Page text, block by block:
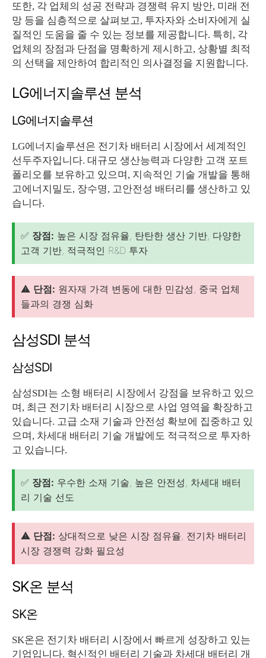
또한, 각 업체의 성공 전략과 경쟁력 유지 방안, 미래 전
망 등을 심층적으로 살펴보고, 투자자와 소비자에게 실
질적인 도움을 줄 수 있는 정보를 제공합니다. 특히, 각
업체의 장점과 단점을 명확하게 제시하고, 상황별 최적
의 선택을 제안하여 합리적인 의사결정을 지원합니다.
LG에너지솔루션 분석
LG에너지솔루션
LG에너지솔루션은 전기차 배터리 시장에서 세계적인
선두주자입니다. 대규모 생산능력과 다양한 고객 포트
폴리오를 보유하고 있으며, 지속적인 기술 개발을 통해
고에너지밀도, 장수명, 고안전성 배터리를 생산하고 있
습니다.
✅ 장점: 높은 시장 점유율, 탄탄한 생산 기반, 다양한
고객 기반, 적극적인 R&D 투자
⚠️ 단점: 원자재 가격 변동에 대한 민감성, 중국 업체
들과의 경쟁 심화
삼성SDI 분석
삼성SDI
삼성SDI는 소형 배터리 시장에서 강점을 보유하고 있으
며, 최근 전기차 배터리 시장으로 사업 영역을 확장하고
있습니다. 고급 소재 기술과 안전성 확보에 집중하고 있
으며, 차세대 배터리 기술 개발에도 적극적으로 투자하
고 있습니다.
✅ 장점: 우수한 소재 기술, 높은 안전성, 차세대 배터
리 기술 선도
⚠️ 단점: 상대적으로 낮은 시장 점유율, 전기차 배터리
시장 경쟁력 강화 필요성
SK온 분석
SK온
SK온은 전기차 배터리 시장에서 빠르게 성장하고 있는
기업입니다. 혁신적인 배터리 기술과 차세대 배터리 개